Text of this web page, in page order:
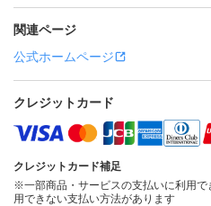
関連ページ
公式ホームページ
クレジットカード
クレジットカード補足
※一部商品・サービスの支払いに利用
用できない支払い方法があります